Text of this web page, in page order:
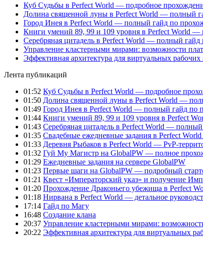
Куб Судьбы в Perfect World — подробное
Долина священной луны в Perfect World — полный
Город Инея в Perfect World — полный гайд по
Книги умений 89, 99 и 109 уровня в Perfect World
Серебряная цитадель в Perfect World — полный
Управление кластерными мирами: возможности
Эффективная архитектура для виртуальных рабочих
Лента публикаций
01:52 Куб Судьбы в Perfect World — подробное
01:50 Долина священной луны в Perfect World —
01:49 Город Инея в Perfect World — полный гайд по
01:44 Книги умений 89, 99 и 109 уровня в Perfect
01:43 Серебряная цитадель в Perfect World —
01:35 Свадебные ежедневные задания в Perfect
01:33 Деревня Рыбаков в Perfect World — PvP-
01:32 Гуй Му Магистр на GlobalPW — полное
01:29 Ежедневные задания на сервере GlobalPW
01:23 Первые шаги на GlobalPW — подробный
01:21 Квест «Императорский указ» и получение
01:20 Прохождение Драконьего убежища в Perfect
01:18 Нирвана в Perfect World — детальное
17:14 Гайд по Магу
16:48 Создание клана
20:37 Управление кластерными мирами:
20:22 Эффективная архитектура для виртуальных